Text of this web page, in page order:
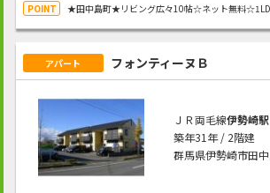
★田中島町★リビング広々10帖☆ネット無料
アパート フォンティーヌＢ
ＪＲ両毛線伊勢崎駅
築年31年 / 2階建
群馬県伊勢崎市田